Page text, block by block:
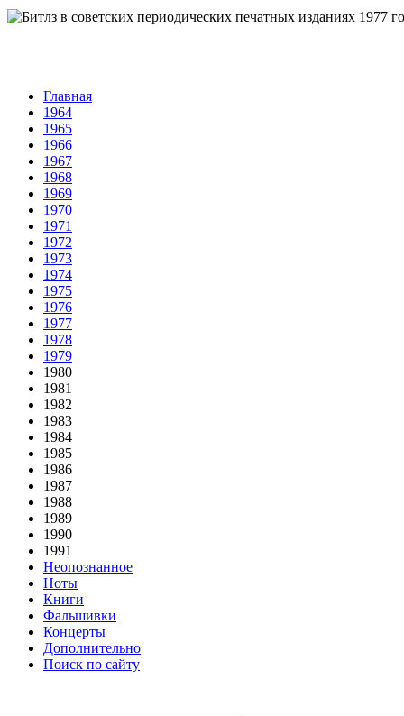
Главная
1964
1965
1966
1967
1968
1969
1970
1971
1972
1973
1974
1975
1976
1977
1978
1979
1980
1981
1982
1983
1984
1985
1986
1987
1988
1989
1990
1991
Неопознанное
Ноты
Книги
Фальшивки
Концерты
Дополнительно
Поиск по сайту